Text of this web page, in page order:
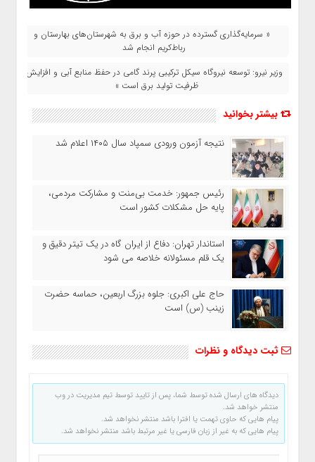
« سرمایه‌گذاری گسترده در حوزه آب و برق به شهرستان‌های بهارستان و
رباط‌کریم انجام شد
وزیر نیرو: توسعه نیروگاه سیکل ترکیبی پرند گامی در حفظ منابع آبی و افزایش
ظرفیت تولید برق است »
بیشتر بخوانید
نتیجه آزمون ورودی سمپاد سال ۱۴۰۵ اعلام شد
رئیس جمهور: خدمت بی‌منت و مشارکت مردمی،
پایه حل مشکلات کشور است
استاندار تهران: دفاع از ایران گاه در یک تیتر دقیق و
یک قلم مسئولانه خلاصه می شود
حاج‌ علی‌ اکبری: جلوه بزرگ اربعین، حماسه حضرت
زینب (س) است
ثبت دیدگاه و نظرات
دیدگاه های ارسال شده توسط شما، پس از تایید توسط تیم مدیریت در وب
منتشر خواهد شد.
پیام هایی که حاوی تهمت یا افترا باشد منتشر نخواهد شد.
پیام هایی که به غیر از زبان فارسی یا غیر مرتبط باشد منتشر نخواهد شد.